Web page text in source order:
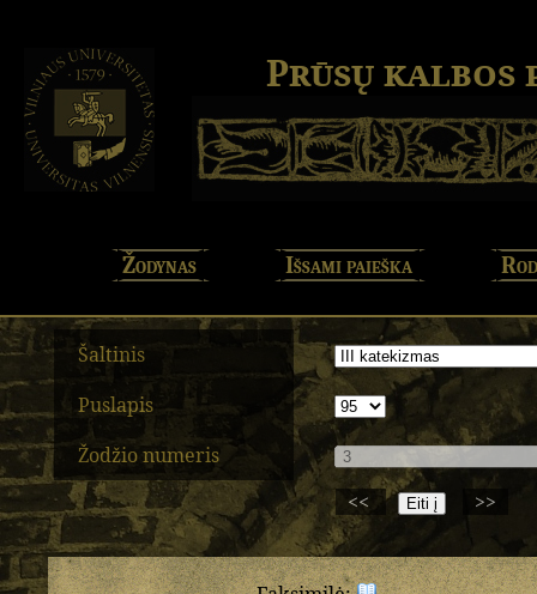
Prūsų kalbos
Žodynas Išsami paieška
Šaltinis
Puslapis
Žodžio numeris
<<
>>